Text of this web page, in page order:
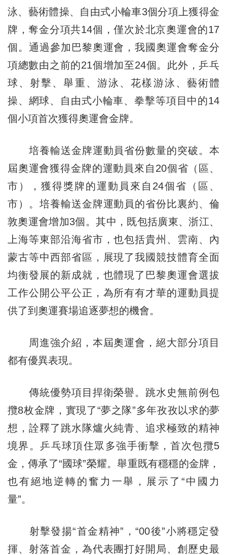
泳、藝術體操、自由式小輪車3個分項上獲得金
牌，奪金分項共14個，僅次於北京奧運會的17
個。通過參加巴黎奧運會，我國奧運會奪金分
項總數由之前的21個增加至24個。此外，乒乓
球、射擊、舉重、游泳、花樣游泳、藝術體
操、網球、自由式小輪車、拳擊等項目中的14
個小項首次獲得奧運會金牌。
培養輸送金牌運動員省份數量的突破。本
屆奧運會獲得金牌的運動員來自20個省（區、
市），獲得獎牌的運動員來自24個省（區、
市）。培養輸送金牌運動員的省份比裏約、倫
敦奧運會增加3個。其中，既包括廣東、浙江、
上海等東部沿海省市，也包括貴州、雲南、內
蒙古等中西部省區，展現了我國競技體育全面
均衡發展的新成就，也體現了巴黎奧運會選拔
工作公開公平公正，為所有有才華的運動員提
供了到奧運賽場追逐夢想的機會。
周進強介紹，本屆奧運會，絕大部分項目
都有優異表現。
傳統優勢項目捍衛榮譽。跳水史無前例包
攬8枚金牌，實現了“夢之隊”多年孜孜以求的夢
想，詮釋了跳水隊爐火純青、追求極致的精神
境界。乒乓球頂住眾多強手衝擊，首次包攬5
金，傳承了“國球”榮耀。舉重既有穩穩的金牌，
也有絕地逆轉的奮力一舉，展示了“中國力
量”。
射擊發揚“首金精神”，“00後”小將穩定發
揮、射落首金，為代表團打好開局、創歷史最